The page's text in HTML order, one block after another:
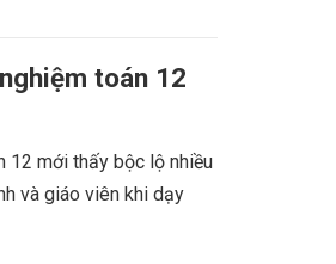
toán 12
12 mới thấy bộc lộ nhiều
và giáo viên khi dạy